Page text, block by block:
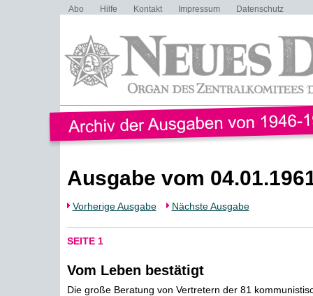
Abo Hilfe Kontakt Impressum Datenschutz
Ausgabe vom
Vorherige Ausgabe Nächste Ausgabe
SEITE 1
Vom Leben bestätigt
Die große Beratung von Vertretern der 81